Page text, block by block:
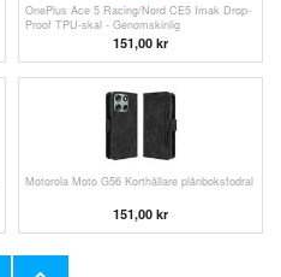
OnePlus Ace 5 Racing/Nord CE5 Imak Drop-
Proof TPU-skal - Genomskinlig
151,00 kr
Motorola Moto G56 Korthållare plånboksfodral
151,00 kr